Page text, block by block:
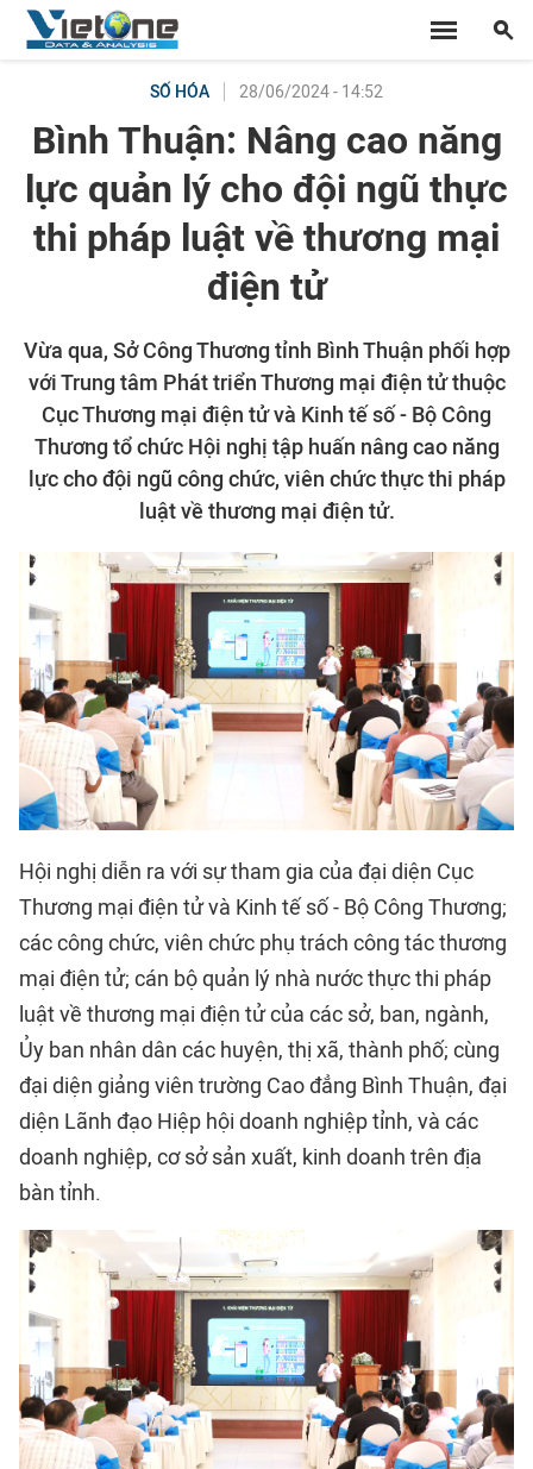
SỐ HÓA 28/06/2024 - 14:52
Bình Thuận: Nâng cao năng
lực quản lý cho đội ngũ thực
thi pháp luật về thương mại
điện tử
Vừa qua, Sở Công Thương tỉnh Bình Thuận phối hợp
với Trung tâm Phát triển Thương mại điện tử thuộc
Cục Thương mại điện tử và Kinh tế số - Bộ Công
Thương tổ chức Hội nghị tập huấn nâng cao năng
lực cho đội ngũ công chức, viên chức thực thi pháp
luật về thương mại điện tử.
Hội nghị diễn ra với sự tham gia của đại diện Cục
Thương mại điện tử và Kinh tế số - Bộ Công Thương;
các công chức, viên chức phụ trách công tác thương
mại điện tử; cán bộ quản lý nhà nước thực thi pháp
luật về thương mại điện tử của các sở, ban, ngành,
Ủy ban nhân dân các huyện, thị xã, thành phố; cùng
đại diện giảng viên trường Cao đẳng Bình Thuận, đại
diện Lãnh đạo Hiệp hội doanh nghiệp tỉnh, và các
doanh nghiệp, cơ sở sản xuất, kinh doanh trên địa
bàn tỉnh.